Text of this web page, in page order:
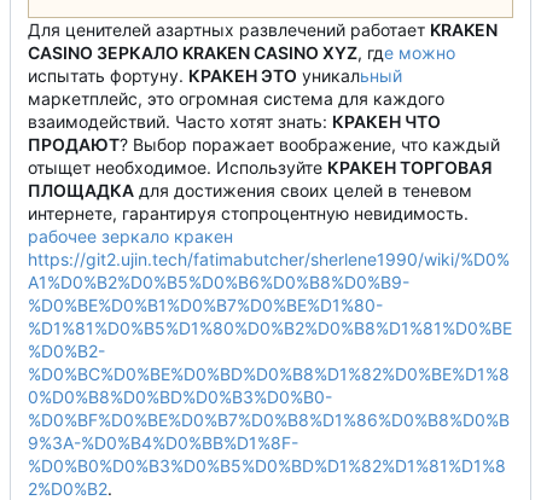
Для ценителей азартных развлечений работает KRAKEN
CASINO ЗЕРКАЛО KRAKEN CASINO XYZ, где можно
испытать фортуну. КРАКЕН ЭТО уникальный
маркетплейс, это огромная система для каждого
взаимодействий. Часто хотят знать: КРАКЕН ЧТО
ПРОДАЮТ? Выбор поражает воображение, что каждый
отыщет необходимое. Используйте КРАКЕНТОРГОВАЯ
ПЛОЩАДКА для достижения своих целей в теневом
интернете, гарантируя стопроцентную невидимость.
рабочее зеркало кракен
https://git2.ujin.tech/fatimabutcher/sherlene1990/wiki/%D0%
A1%D0%B2%D0%B5%D0%B6%D0%B8%D0%B9-
%D0%BE%D0%B1%D0%B7%D0%BE%D1%80-
%D1%81%D0%B5%D1%80%D0%B2%D0%B8%D1%81%D0%BE
%D0%B2-
%D0%BC%D0%BE%D0%BD%D0%B8%D1%82%D0%BE%D1%8
0%D0%B8%D0%BD%D0%B3%D0%B0-
%D0%BF%D0%BE%D0%B7%D0%B8%D1%86%D0%B8%D0%B
9%3A-%D0%B4%D0%BB%D1%8F-
%D0%B0%D0%B3%D0%B5%D0%BD%D1%82%D1%81%D1%8
2%D0%B2.